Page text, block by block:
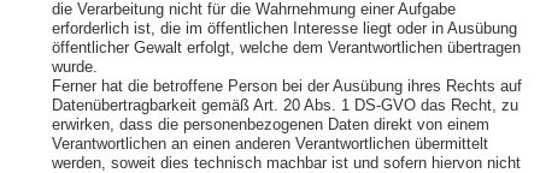
die Verarbeitung nicht für die Wahrnehmung einer Aufgabe
erforderlich ist, die im öffentlichen Interesse liegt oder in Ausübung
öffentlicher Gewalt erfolgt, welche dem Verantwortlichen übertragen
wurde.
Ferner hat die betroffene Person bei der Ausübung ihres Rechts auf
Datenübertragbarkeit gemäß Art. 20 Abs. 1 DS-GVO das Recht, zu
erwirken, dass die personenbezogenen Daten direkt von einem
Verantwortlichen an einen anderen Verantwortlichen übermittelt
werden, soweit dies technisch machbar ist und sofern hiervon nicht